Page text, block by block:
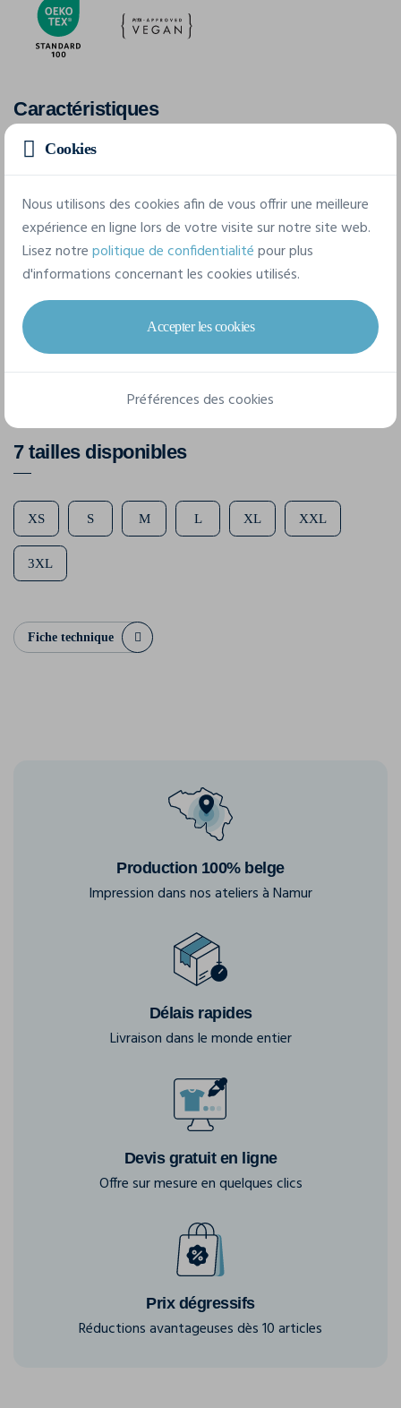
Caractéristiques
Marque
Référence
PA168
Grammage
105 g/m²
7 tailles disponibles
XS S M L XL XXL
3XL
Fiche technique
Production 100% belge
Impression dans nos ateliers à Namur
Délais rapides
Livraison dans le monde entier
Devis gratuit en ligne
Offre sur mesure en quelques clics
Prix dégressifs
Réductions avantageuses dès 10 articles
Cookies
Nous utilisons des cookies afin de vous offrir une meilleure
expérience en ligne lors de votre visite sur notre site web.
Lisez notrepolitique de confidentialitépour plus
d'informations concernant les cookies utilisés.
Accepter les cookies
Préférences des cookies